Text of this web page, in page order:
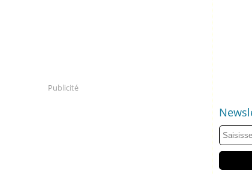
Publicité